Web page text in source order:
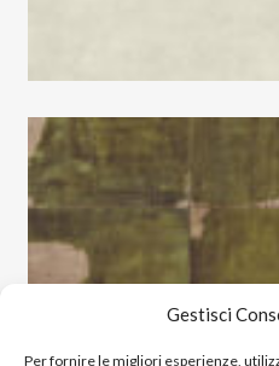
Gestisci
Per fornire le migliori esperienze,